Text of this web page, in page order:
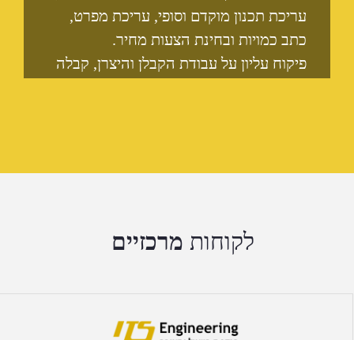
עריכת תכנון מוקדם וסופי, עריכת מפרט,
כתב כמויות ובחינת הצעות מחיר.
פיקוח עליון על עבודת הקבלן והיצרן, קבלה
לוחות זמנים ותקציב הפרויקט, תשומת לב
לפרטים הם בעדיפות עליונה במשרדנו.
לקוחות מרכזיים